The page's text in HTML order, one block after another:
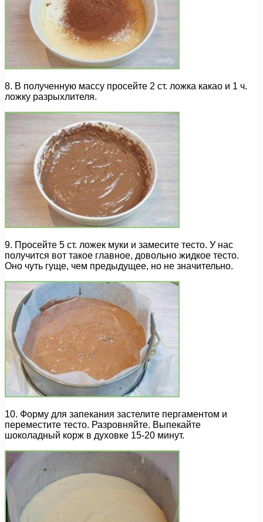
8. В полученную массу просейте 2 ст. ложка какао и 1 ч.
ложку разрыхлителя.
9. Просейте 5 ст. ложек муки и замесите тесто. У нас
получится вот такое главное, довольно жидкое тесто.
Оно чуть гуще, чем предыдущее, но не значительно.
10. Форму для запекания застелите пергаментом и
переместите тесто. Разровняйте. Выпекайте
шоколадный корж в духовке 15-20 минут.